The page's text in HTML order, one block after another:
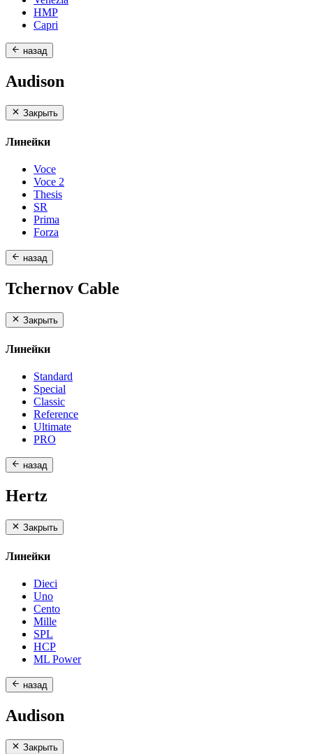
HMP
Capri
назад
Audison
Закрыть
Линейки
Voce
Voce 2
Thesis
SR
Prima
Forza
назад
Tchernov Cable
Закрыть
Линейки
Standard
Special
Classic
Reference
Ultimate
PRO
назад
Hertz
Закрыть
Линейки
Dieci
Uno
Cento
Mille
SPL
HCP
ML Power
назад
Audison
Закрыть